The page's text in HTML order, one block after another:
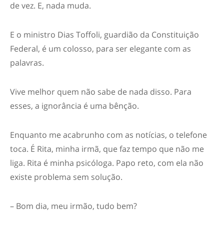
de vez. E, nada muda.
E o ministro Dias Toffoli, guardião da Constituição
Federal, é um colosso, para ser elegante com as
palavras.
Vive melhor quem não sabe de nada disso. Para
esses, a ignorância é uma bênção.
Enquanto me acabrunho com as notícias, o telefone
toca. É Rita, minha irmã, que faz tempo que não me
liga. Rita é minha psicóloga. Papo reto, com ela não
existe problema sem solução.
– Bom dia, meu irmão, tudo bem?